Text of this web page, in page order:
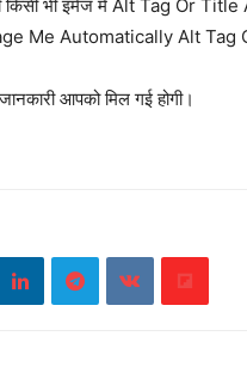
की किसी भी इमेज में Alt Tag Or
Me Automatically Alt Tag
आपको मिल गई होगी।